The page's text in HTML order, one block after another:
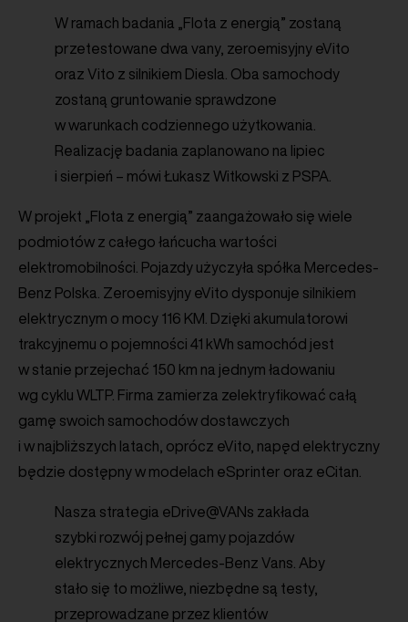
W ramach badania „Flota z energią” zostaną
przetestowane dwa vany, zeroemisyjny eVito
oraz Vito z silnikiem Diesla. Oba samochody
zostaną gruntowanie sprawdzone
w warunkach codziennego użytkowania.
Realizację badania zaplanowano na lipiec
i sierpień – mówi Łukasz Witkowski z PSPA.
W projekt „Flota z energią” zaangażowało się wiele
podmiotów z całego łańcucha wartości
elektromobilności. Pojazdy użyczyła spółka Mercedes-
Benz Polska. Zeroemisyjny eVito dysponuje silnikiem
elektrycznym o mocy 116 KM. Dzięki akumulatorowi
trakcyjnemu o pojemności 41 kWh samochód jest
w stanie przejechać 150 km na jednym ładowaniu
wg cyklu WLTP. Firma zamierza zelektryfikować całą
gamę swoich samochodów dostawczych
i w najbliższych latach, oprócz eVito, napęd elektryczny
będzie dostępny w modelach eSprinter oraz eCitan.
Nasza strategia eDrive@VANs zakłada
szybki rozwój pełnej gamy pojazdów
elektrycznych Mercedes-Benz Vans. Aby
stało się to możliwe, niezbędne są testy,
przeprowadzane przez klientów